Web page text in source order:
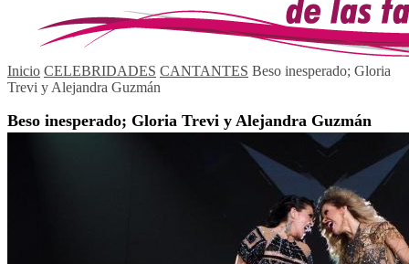
Inicio CELEBRIDADES CANTANTES Beso inesperado; Gloria
Trevi y Alejandra Guzmán
Beso inesperado; Gloria Trevi y Alejandra Guzmán